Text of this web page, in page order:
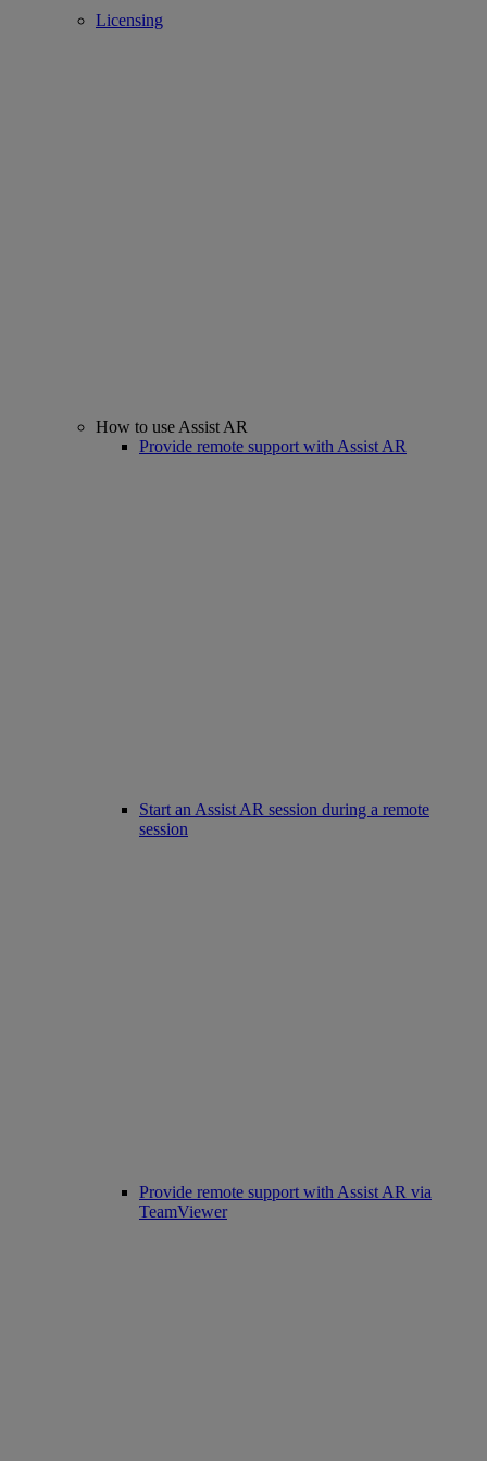
Licensing
How to use Assist AR
Provide remote support with Assist AR
Start an Assist AR session during a remote
session
Provide remote support with Assist AR via
TeamViewer